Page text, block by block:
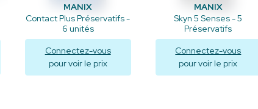
MANIX
Contact Plus Préservatifs -
6 unités
Connectez-vous
pour voir le prix
MANIX
Skyn 5 Senses - 5
Préservatifs
Connectez-vous
pour voir le prix